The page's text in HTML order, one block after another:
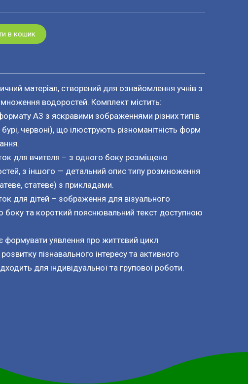
в кошик
матеріал, створений для ознайомлення учнів з
водоростей. Комплект містить:
А3 з яскравими зображеннями різних типів
червоні), що ілюструють різноманітність форм
для вчителя – з одного боку розміщено
з іншого — детальний опис типу розмноження
статеве) з прикладами.
для дітей – зображення для візуального
боку та короткий пояснювальний текст доступною
формувати уявлення про життєвий цикл
пізнавального інтересу та активного
для індивідуальної та групової роботи.